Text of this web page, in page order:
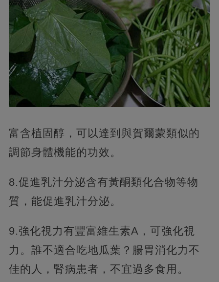
富含植固醇，可以達到與賀爾蒙類似的
調節身體機能的功效。
8.促進乳汁分泌含有黃酮類化合物等物
質，能促進乳汁分泌。
9.強化視力有豐富維生素A，可強化視
力。誰不適合吃地瓜葉？腸胃消化力不
佳的人，腎病患者，不宜過多食用。